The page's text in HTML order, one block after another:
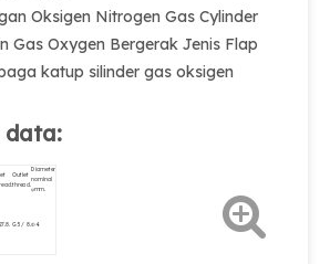
Oksigen Nitrogen Gas Cylinder
Gas Oxygen Bergerak Jenis Flap
katup silinder gas oksigen
data:
Outlet
thread.
Diameter
nominal
φmm.
G5 / 8.Φ4.